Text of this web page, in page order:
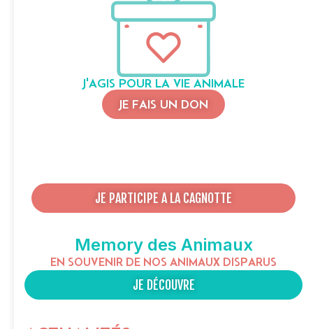
J'AGIS POUR LA VIE ANIMALE
JE FAIS UN DON
JE PARTICIPE A LA CAGNOTTE
Memory des Animaux
EN SOUVENIR DE NOS ANIMAUX DISPARUS
JE DÉCOUVRE